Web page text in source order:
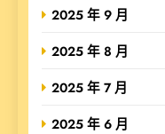
2025 年 9 月
2025 年 8 月
2025 年 7 月
2025 年 6 月